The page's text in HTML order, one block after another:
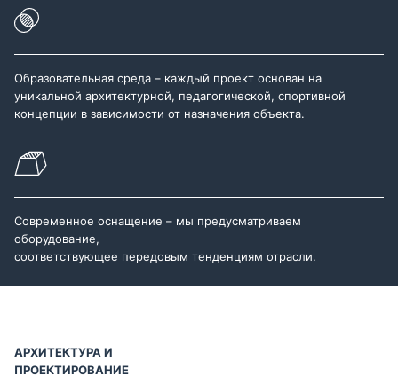
Образовательная среда – каждый проект основан на
уникальной архитектурной, педагогической, спортивной
концепции в зависимости от назначения объекта.
Современное оснащение – мы предусматриваем
оборудование,
соответствующее передовым тенденциям отрасли.
АРХИТЕКТУРА И
ПРОЕКТИРОВАНИЕ